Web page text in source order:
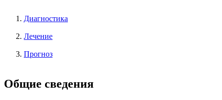
Диагностика
Лечение
Прогноз
Общие сведения